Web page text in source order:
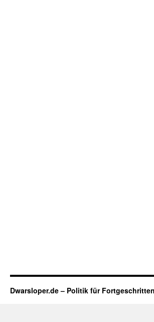
Dwarsloper.de – Politik für